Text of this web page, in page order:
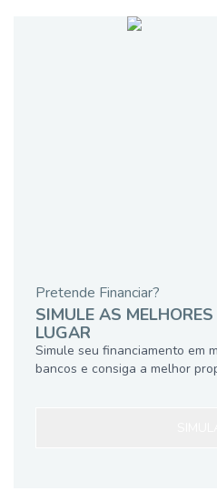
Pretende Financiar?
SIMULE AS
LUGAR
Simule seu financiamento em
bancos e consiga a melhor